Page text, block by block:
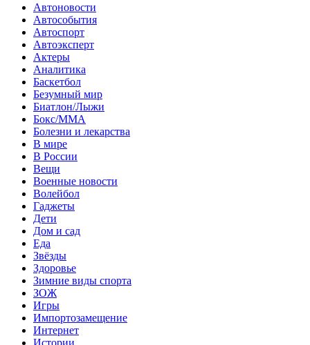
Автоновости
Автособытия
Автоспорт
Автоэксперт
Актеры
Аналитика
Баскетбол
Безумный мир
Биатлон/Лыжи
Бокс/MMA
Болезни и лекарства
В мире
В России
Вещи
Военные новости
Волейбол
Гаджеты
Дети
Дом и сад
Еда
Звёзды
Здоровье
Зимние виды спорта
ЗОЖ
Игры
Импортозамещение
Интернет
Истории